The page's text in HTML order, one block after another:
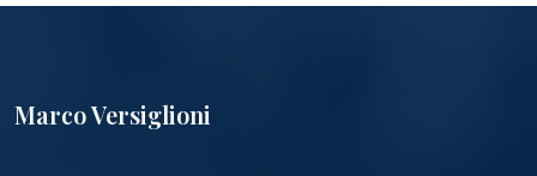
Marco Versiglioni